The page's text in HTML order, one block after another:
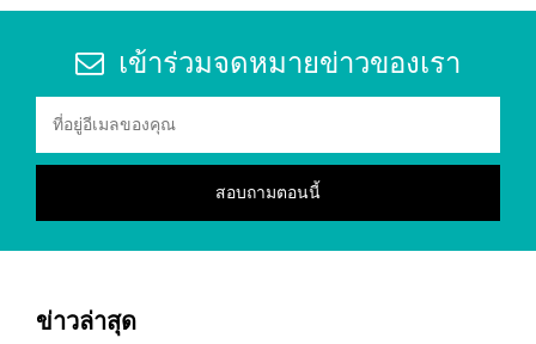
เข้าร่วมจดหมายข่าวของเรา
ข่าวล่าสุด